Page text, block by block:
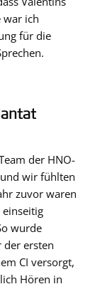
war ich
für die
der HNO-
wir fühlten
zuvor waren
einseitig
wurde
der ersten
CI versorgt,
Hören in